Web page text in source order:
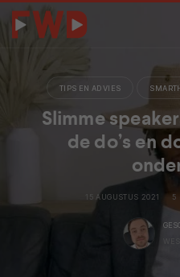
TIPS EN ADVIES
Slimme
de do’s en
15 AUGUSTUS 2021 5